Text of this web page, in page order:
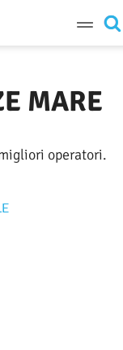
MARE
operatori.